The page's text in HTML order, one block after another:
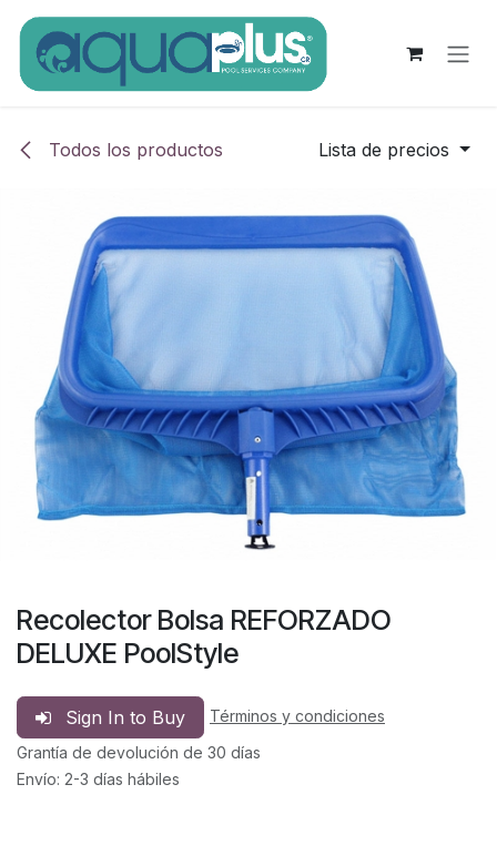
Ir al contenido
Todos los productos Lista de precios
Recolector Bolsa REFORZADO
DELUXE PoolStyle
Sign In to Buy
Términos y condiciones
Grantía de devolución de 30 días
Envío: 2-3 días hábiles